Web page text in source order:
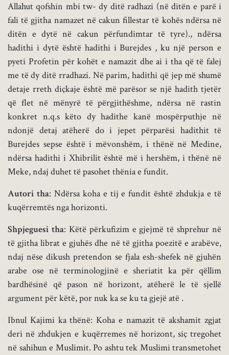
Allahut qofshin mbi tw- dy ditë radhazi (në ditën e parë i
fali të gjitha namazet në cakun fillestar të kohës ndërsa në
ditën e dytë në cakun përfundimtar të tyre)., ndërsa
hadithi i dytë është hadithi i Burejdes , ku një person e
pyeti Profetin për kohët e namazit dhe ai i tha që të falej
me të dy ditë rradhazi. Në parim, hadithi që jep më shumë
detaje rreth diçkaje është më parësor se një hadith tjetër
që flet në mënyrë të përgjithëshme, ndërsa në rastin
konkret n.q.s këto dy hadithe kanë mospërputhje në
ndonjë detaj atëherë do i jepet përparësi hadithit të
Burejdes sepse është i mëvonshëm, i thënë në Medine,
ndërsa hadithi i Xhibrilit është më i hershëm, i thënë në
Meke, ndaj duhet të pasohet thënia e fundit.
Autori tha: Ndërsa koha e tij e fundit është zhdukja e të
kuqërremtës nga horizonti.
Shpjeguesi tha: Këtë përkufizim e gjejmë të shprehur në
të gjitha librat e gjuhës dhe në të gjitha poezitë e arabëve,
ndaj nëse dikush pretendon se fjala esh-shefek në gjuhën
arabe ose në terminologjinë e sheriatit ka për qëllim
bardhësinë që pason në horizont, atëherë le të sjellë
argument për këtë, por nuk ka se ku ta gjejë atë .
Ibnul Kajimi ka thënë: Koha e namazit të akshamit zgjat
deri në zhdukjen e kuqërremes në horizont, siç tregohet
në sahihun e Muslimit. Po ashtu tek Muslimi transmetohet